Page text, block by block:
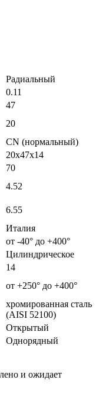
Радиальный
0.11
47
20
CN (нормальный)
20x47x14
70
4.52
6.55
Италия
от -40° до +400°
Цилиндрическое
14
от +250° до +400°
хромированная сталь
(AISI 52100)
Открытый
Однорядный
и ожидает